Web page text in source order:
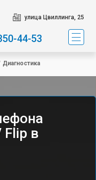
улица Цвиллинга, 25
44-53
Диагностика
Flip в